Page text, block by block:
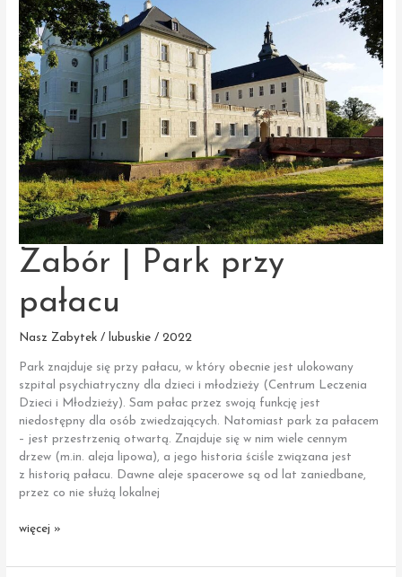
Zabór | Park przy
pałacu
Nasz Zabytek / lubuskie / 2022
Park znajduje się przy pałacu, w który obecnie jest ulokowany
szpital psychiatryczny dla dzieci i młodzieży (Centrum Leczenia
Dzieci i Młodzieży). Sam pałac przez swoją funkcję jest
niedostępny dla osób zwiedzających. Natomiast park za pałacem
– jest przestrzenią otwartą. Znajduje się w nim wiele cennym
drzew (m.in. aleja lipowa), a jego historia ściśle związana jest
z historią pałacu. Dawne aleje spacerowe są od lat zaniedbane,
przez co nie służą lokalnej
Zabór
Park
więcej »